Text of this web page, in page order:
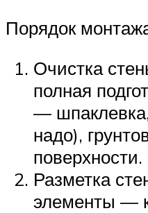
Порядок
Очистка
полная
—
надо),
поверхности.
Разметка
элементы —